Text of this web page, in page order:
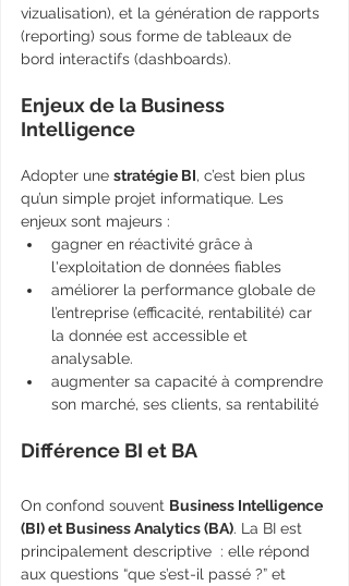
vizualisation), et la génération de rapports
(reporting) sous forme de tableaux de
bord interactifs (dashboards).
Enjeux de la Business
Intelligence
Adopter une stratégie BI, c’est bien plus
qu’un simple projet informatique. Les
enjeux sont majeurs :
gagner en réactivité grâce à
l'exploitation de données fiables
améliorer la performance globale de
l’entreprise (efficacité, rentabilité) car
la donnée est accessible et
analysable.
augmenter sa capacité à comprendre
son marché, ses clients, sa rentabilité
Différence BI et BA
On confond souvent Business Intelligence
(BI) et Business Analytics (BA). La BI est
principalement descriptive  : elle répond
aux questions “que s’est-il passé ?” et